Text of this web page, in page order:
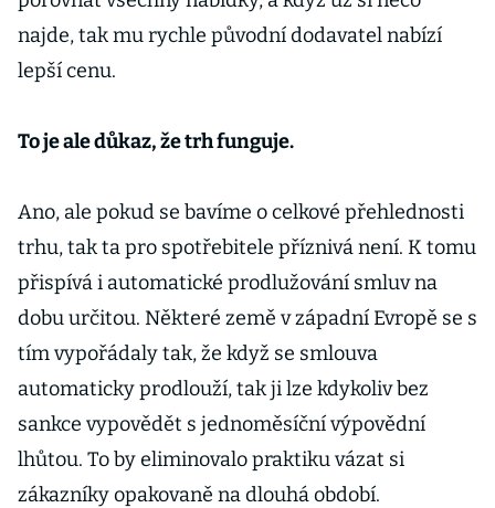
najde, tak mu rychle původní dodavatel nabízí
lepší cenu.
To je ale důkaz, že trh funguje.
Ano, ale pokud se bavíme o celkové přehlednosti
trhu, tak ta pro spotřebitele příznivá není. K tomu
přispívá i automatické prodlužování smluv na
dobu určitou. Některé země v západní Evropě se s
tím vypořádaly tak, že když se smlouva
automaticky prodlouží, tak ji lze kdykoliv bez
sankce vypovědět s jednoměsíční výpovědní
lhůtou. To by eliminovalo praktiku vázat si
zákazníky opakovaně na dlouhá období.